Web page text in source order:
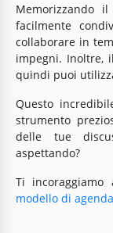
Memorizzando
facilmente
collaborare in
impegni. Inoltre,
quindi puoi
Questo
strumento
delle tue
aspettando?
Ti
modello di